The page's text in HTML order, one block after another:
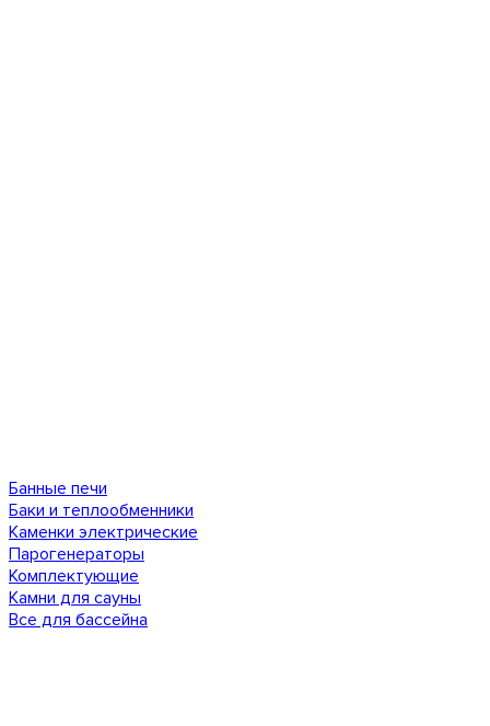
Банные печи
Баки и теплообменники
Каменки электрические
Парогенераторы
Комплектующие
Камни для сауны
Все для бассейна